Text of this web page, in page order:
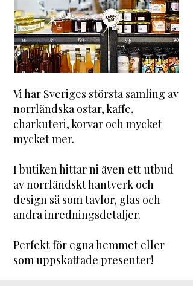
Vi har Sveriges största samling av
norrländska ostar, kaffe,
charkuteri, korvar och mycket
mycket mer.
I butiken hittar ni även ett utbud
av norrländskt hantverk och
design så som tavlor, glas och
andra inredningsdetaljer.
Perfekt för egna hemmet eller
som uppskattade presenter!